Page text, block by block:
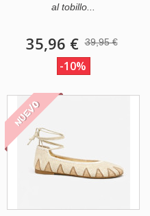
al tobillo...
35,96 € 39,95 €
-10%
NUEVO